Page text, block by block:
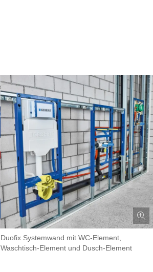
Duofix Systemwand mit WC-Element,
Waschtisch-Element und Dusch-Element